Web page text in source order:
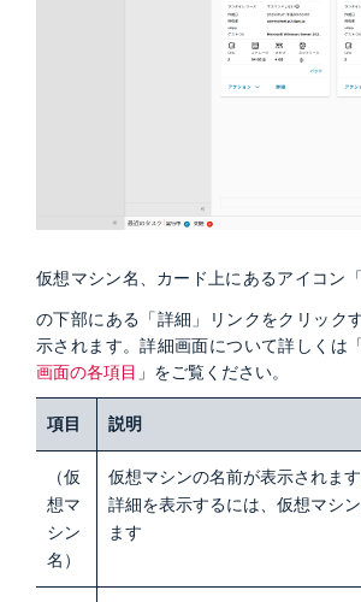
仮想マシン名、カード上にあるアイコン「
の下部にある「詳細」リンクをクリック
示されます。詳細画面について詳しくは
画面の各項目 」をご覧ください。
項目 説明
（仮
想マ
シン
名）
仮想マシンの名前が表示されま
詳細を表示するには、仮想マシ
ます